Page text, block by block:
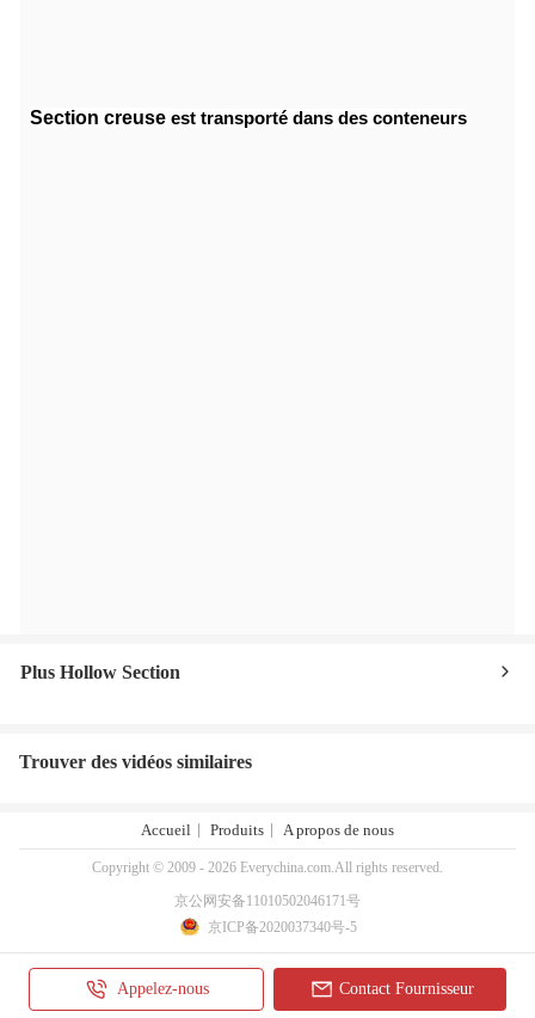
Section creuse est transporté dans des conteneurs
Plus Hollow Section
Trouver des vidéos similaires
Appelez-nous Contact Fournisseur
Accueil Produits A propos de nous
Copyright © 2009 - 2026 Everychina.com.All rights reserved.
京公网安备11010502046171号
京ICP备2020037340号-5